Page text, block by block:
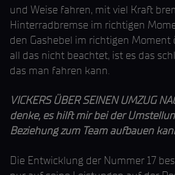
und Weise fahren, mit viel Kraft
Hinterradbremse im richtigen
den Gashebel im richtigen Moment
all das nicht beachtet, ist es das
das man fahren kann.
VICKERS ÜBER SEINEN UMZUG
denke, es hilft mir bei der
Beziehung zum Team aufbauen
Die Entwicklung der Nummer 17